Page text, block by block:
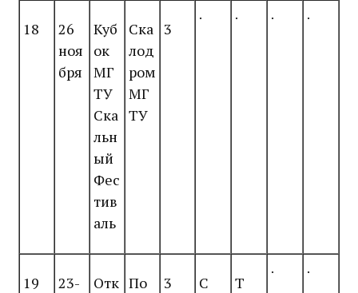
18
26
ноя
бря
Куб
ок
МГ
ТУ
Ска
льн
ый
Фес
тив
аль
Ска
лод
ром
МГ
ТУ
3
. . . .
19
23-
Отк По
3 С Т
. .